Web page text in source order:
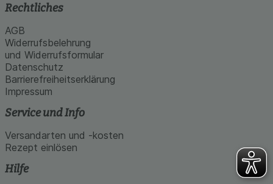
Rechtliches
AGB
Widerrufsbelehrung
und Widerrufsformular
Datenschutz
Barrierefreiheitserklärung
Impressum
Service und Info
Versandarten und -kosten
Rezept einlösen
Hilfe